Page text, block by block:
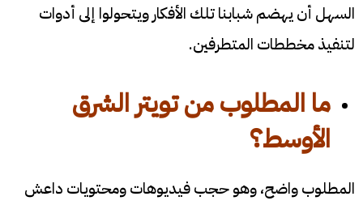
السهل أن يهضم شبابنا تلك الأفكار ويتحولوا إلى أدوات
لتنفيذ مخططات المتطرفين.
ما المطلوب من تويتر الشرق
الأوسط؟
المطلوب واضح، وهو حجب فيديوهات ومحتويات داعش